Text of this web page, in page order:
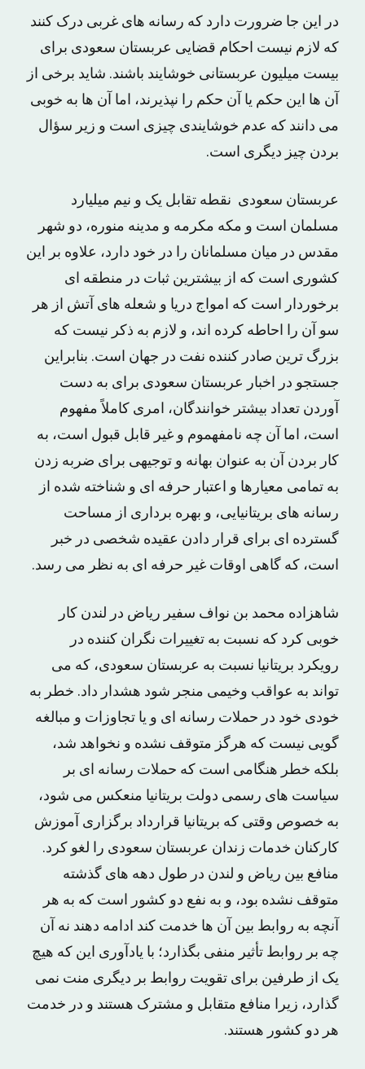
در این جا ضرورت دارد که رسانه های غربی درک کنند
که لازم نیست احکام قضایی عربستان سعودی برای
بیست میلیون عربستانی خوشایند باشند. شاید برخی از
آن ها این حکم یا آن حکم را نپذیرند، اما آن ها به خوبی
می دانند که عدم خوشایندی چیزی است و زیر سؤال
بردن چیز دیگری است.
عربستان سعودی نقطه تقابل یک و نیم میلیارد
مسلمان است و مکه مکرمه و مدینه منوره، دو شهر
مقدس در میان مسلمانان را در خود دارد، علاوه بر این
کشوری است که از بیشترین ثبات در منطقه ای
برخوردار است که امواج دریا و شعله های آتش از هر
سو آن را احاطه کرده اند، و لازم به ذکر نیست که
بزرگ ترین صادر کننده نفت در جهان است. بنابراین
جستجو در اخبار عربستان سعودی برای به دست
آوردن تعداد بیشتر خوانندگان، امری کاملاً مفهوم
است، اما آن چه نامفهموم و غیر قابل قبول است، به
کار بردن آن به عنوان بهانه و توجیهی برای ضربه زدن
به تمامی معیارها و اعتبار حرفه ای و شناخته شده از
رسانه های بریتانیایی، و بهره برداری از مساحت
گسترده ای برای قرار دادن عقیده شخصی در خبر
است، که گاهی اوقات غیر حرفه ای به نظر می رسد.
شاهزاده محمد بن نواف سفیر ریاض در لندن کار
خوبی کرد که نسبت به تغییرات نگران کننده در
رویکرد بریتانیا نسبت به عربستان سعودی، که می
تواند به عواقب وخیمی منجر شود هشدار داد. خطر به
خودی خود در حملات رسانه ای و یا تجاوزات و مبالغه
گویی نیست که هرگز متوقف نشده و نخواهد شد،
بلکه خطر هنگامی است که حملات رسانه ای بر
سیاست های رسمی دولت بریتانیا منعکس می شود،
به خصوص وقتی که بریتانیا قرارداد برگزاری آموزش
کارکنان خدمات زندان عربستان سعودی را لغو کرد.
منافع بین ریاض و لندن در طول دهه های گذشته
متوقف نشده بود، و به نفع دو کشور است که به هر
آنچه به روابط بین آن ها خدمت کند ادامه دهند نه آن
چه بر روابط تأثیر منفی بگذارد؛ با یادآوری این که هیچ
یک از طرفین برای تقویت روابط بر دیگری منت نمی
گذارد، زیرا منافع متقابل و مشترک هستند و در خدمت
هر دو کشور هستند.